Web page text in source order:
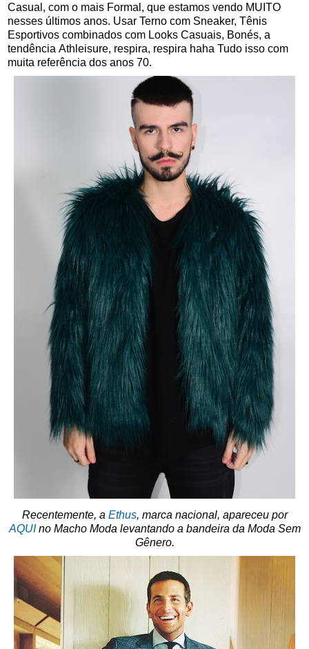
Casual, com o mais Formal, que estamos vendo MUITO
nesses últimos anos. Usar Terno com Sneaker, Tênis
Esportivos combinados com Looks Casuais, Bonés, a
tendência Athleisure, respira, respira haha Tudo isso com
muita referência dos anos 70.
Recentemente, a Ethus, marca nacional, apareceu por
AQUIno Macho Moda levantando a bandeira da Moda Sem
Gênero.